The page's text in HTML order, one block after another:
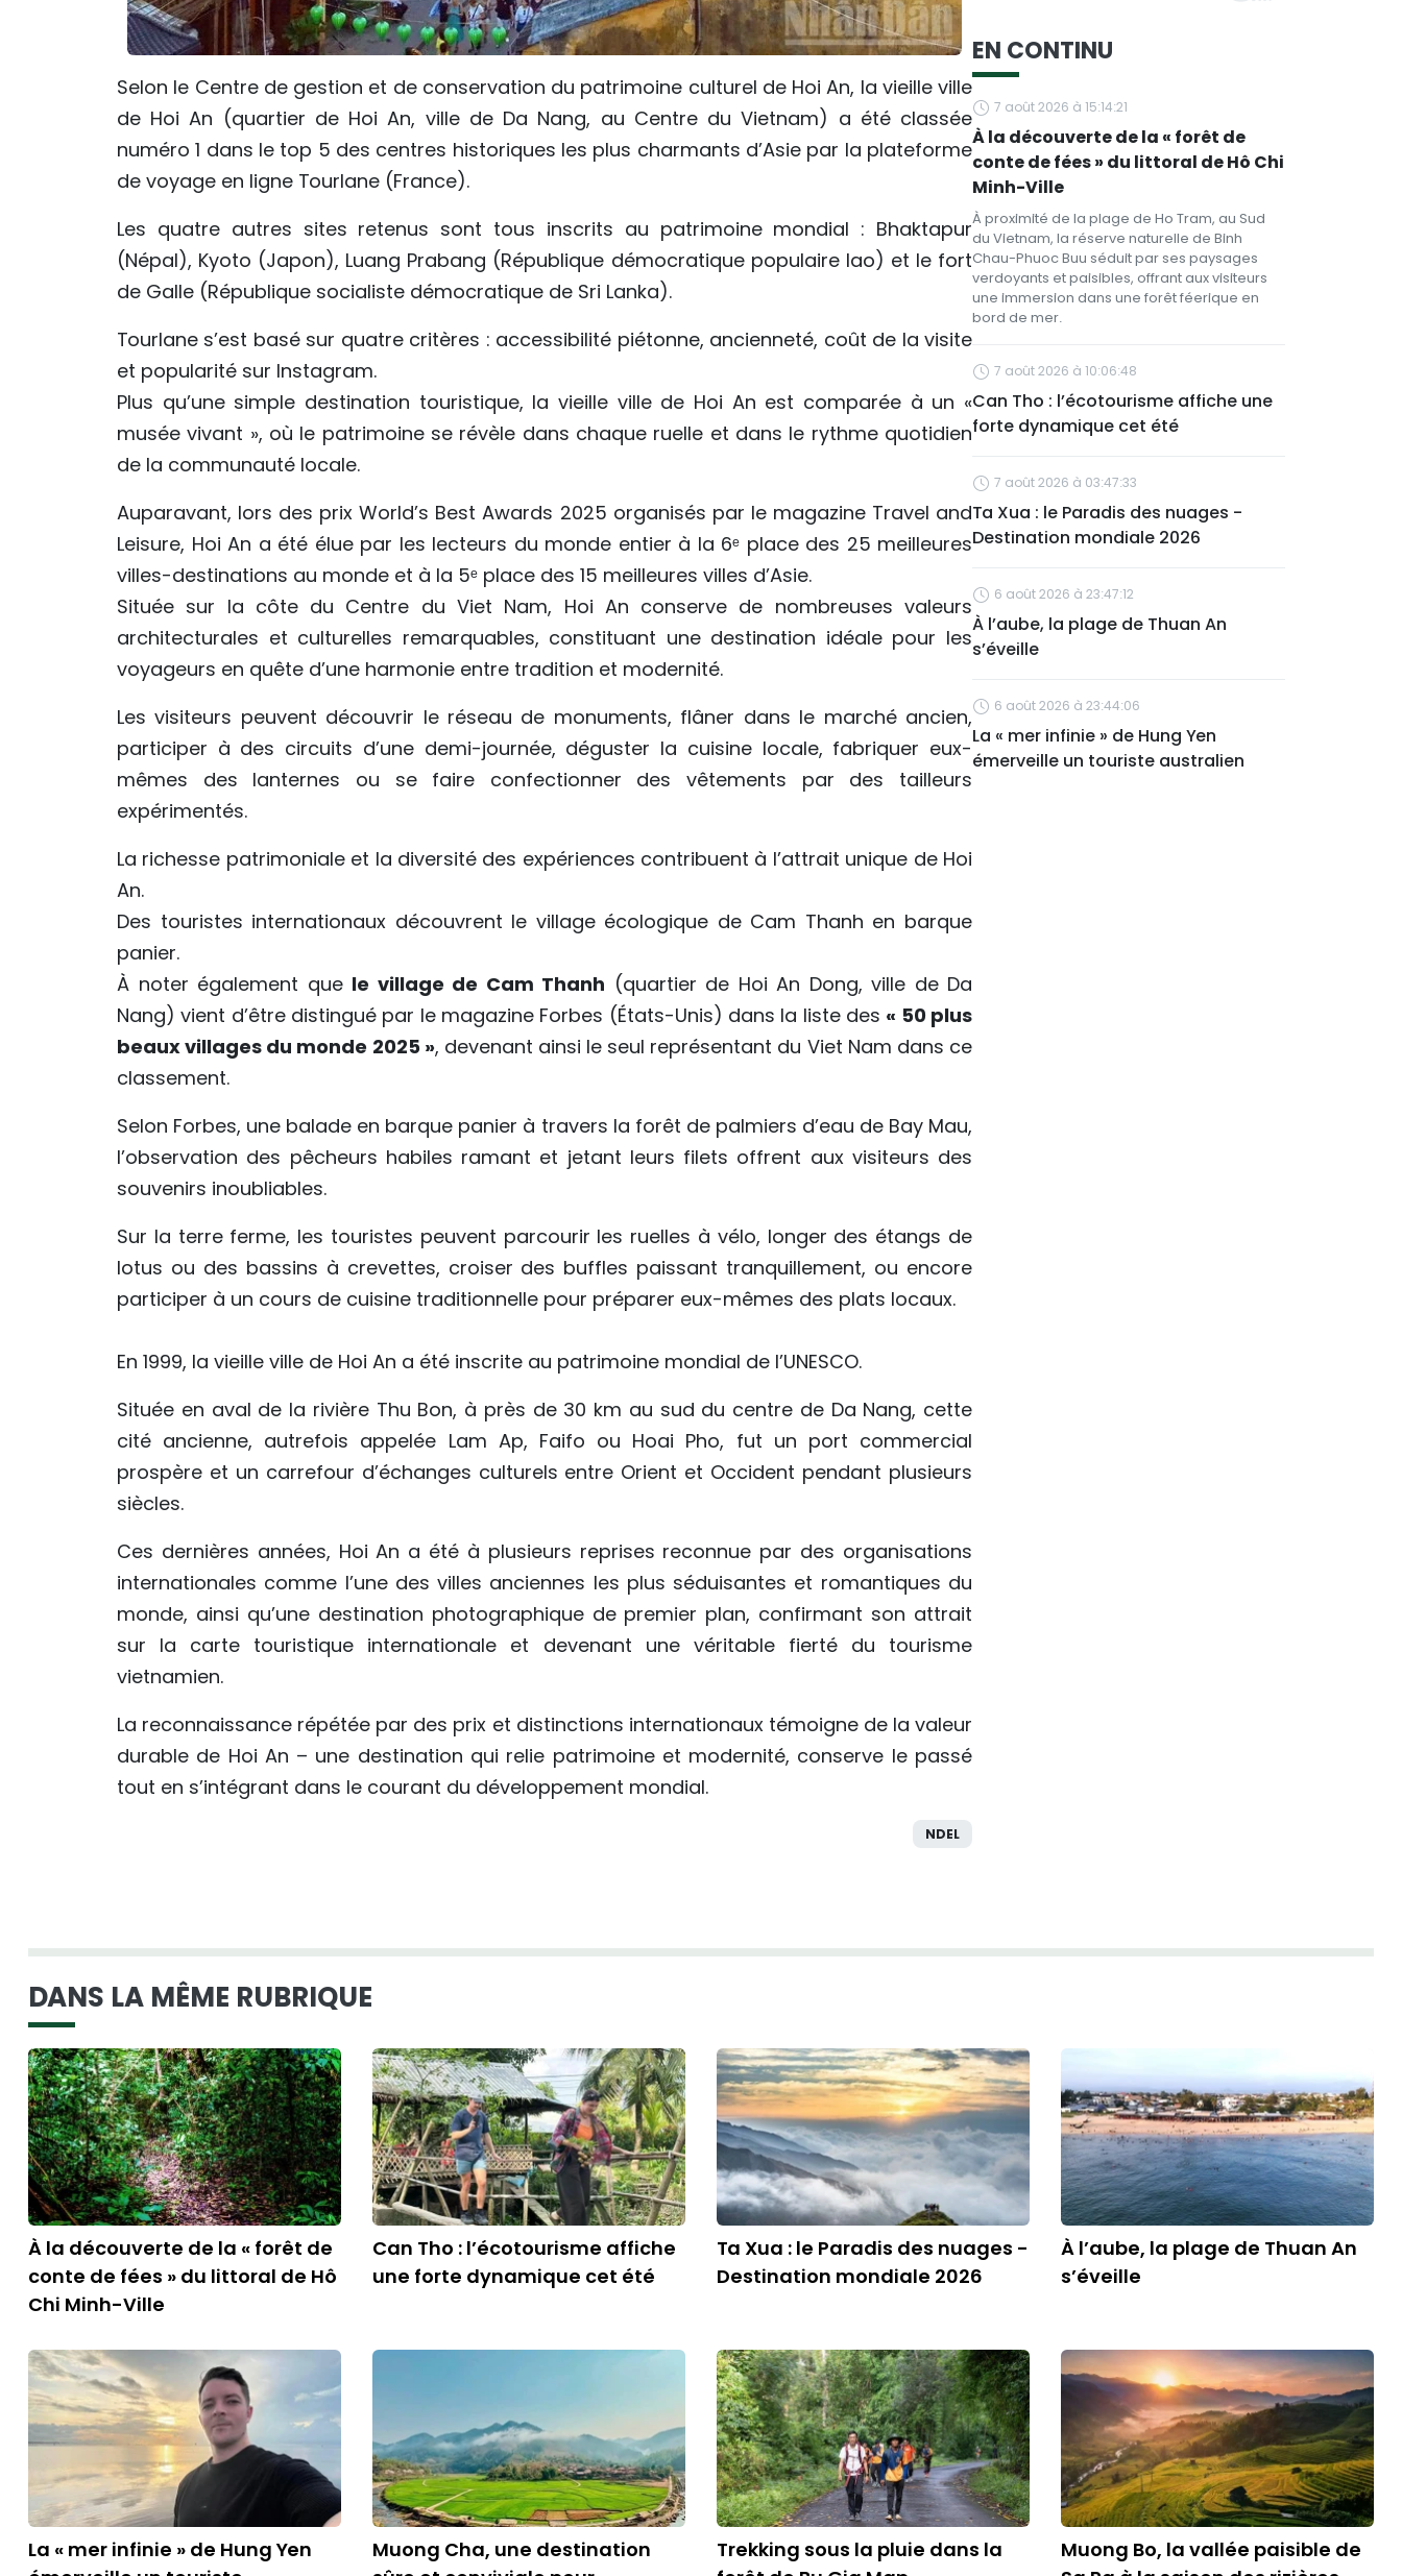
Selon le Centre de gestion et de conservation du patrimoine culturel de Hoi An, la vieille ville
de Hoi An (quartier de Hoi An, ville de Da Nang, au Centre du Vietnam) a été classée
numéro 1 dans le top 5 des centres historiques les plus charmants d’Asie par la plateforme
de voyage en ligne Tourlane (France).
Les quatre autres sites retenus sont tous inscrits au patrimoine mondial : Bhaktapur
(Népal), Kyoto (Japon), Luang Prabang (République démocratique populaire lao) et le fort
de Galle (République socialiste démocratique de Sri Lanka).
Tourlane s’est basé sur quatre critères : accessibilité piétonne, ancienneté, coût de la visite
et popularité sur Instagram.
Plus qu’une simple destination touristique, la vieille ville de Hoi An est comparée à un «
musée vivant », où le patrimoine se révèle dans chaque ruelle et dans le rythme quotidien
de la communauté locale.
Auparavant, lors des prix World’s Best Awards 2025 organisés par le magazine Travel and
Leisure, Hoi An a été élue par les lecteurs du monde entier à la 6ᵉ place des 25 meilleures
villes-destinations au monde et à la 5ᵉ place des 15 meilleures villes d’Asie.
Située sur la côte du Centre du Viet Nam, Hoi An conserve de nombreuses valeurs
architecturales et culturelles remarquables, constituant une destination idéale pour les
voyageurs en quête d’une harmonie entre tradition et modernité.
Les visiteurs peuvent découvrir le réseau de monuments, flâner dans le marché ancien,
participer à des circuits d’une demi-journée, déguster la cuisine locale, fabriquer eux-
mêmes des lanternes ou se faire confectionner des vêtements par des tailleurs
expérimentés.
La richesse patrimoniale et la diversité des expériences contribuent à l’attrait unique de Hoi
An.
Des touristes internationaux découvrent le village écologique de Cam Thanh en barque
panier.
À noter également que le village de Cam Thanh (quartier de Hoi An Dong, ville de Da
Nang) vient d’être distingué par le magazine Forbes (États-Unis) dans la liste des « 50 plus
beaux villages du monde 2025 », devenant ainsi le seul représentant du Viet Nam dans ce
classement.
Selon Forbes, une balade en barque panier à travers la forêt de palmiers d’eau de Bay Mau,
l’observation des pêcheurs habiles ramant et jetant leurs filets offrent aux visiteurs des
souvenirs inoubliables.
Sur la terre ferme, les touristes peuvent parcourir les ruelles à vélo, longer des étangs de
lotus ou des bassins à crevettes, croiser des buffles paissant tranquillement, ou encore
participer à un cours de cuisine traditionnelle pour préparer eux-mêmes des plats locaux.
En 1999, la vieille ville de Hoi An a été inscrite au patrimoine mondial de l’UNESCO.
Située en aval de la rivière Thu Bon, à près de 30 km au sud du centre de Da Nang, cette
cité ancienne, autrefois appelée Lam Ap, Faifo ou Hoai Pho, fut un port commercial
prospère et un carrefour d’échanges culturels entre Orient et Occident pendant plusieurs
siècles.
Ces dernières années, Hoi An a été à plusieurs reprises reconnue par des organisations
internationales comme l’une des villes anciennes les plus séduisantes et romantiques du
monde, ainsi qu’une destination photographique de premier plan, confirmant son attrait
sur la carte touristique internationale et devenant une véritable fierté du tourisme
vietnamien.
La reconnaissance répétée par des prix et distinctions internationaux témoigne de la valeur
durable de Hoi An – une destination qui relie patrimoine et modernité, conserve le passé
tout en s’intégrant dans le courant du développement mondial.
NDEL
EN CONTINU
7 août 2026 à 15:14:21
À la découverte de la « forêt de
conte de fées » du littoral de Hô Chi
Minh-Ville
À proximité de la plage de Ho Tram, au Sud
du Vietnam, la réserve naturelle de Binh
Chau-Phuoc Buu séduit par ses paysages
verdoyants et paisibles, offrant aux visiteurs
une immersion dans une forêt féerique en
bord de mer.
7 août 2026 à 10:06:48
Can Tho : l’écotourisme affiche une
forte dynamique cet été
7 août 2026 à 03:47:33
Ta Xua : le Paradis des nuages -
Destination mondiale 2026
6 août 2026 à 23:47:12
À l’aube, la plage de Thuan An
s’éveille
6 août 2026 à 23:44:06
La « mer infinie » de Hung Yen
émerveille un touriste australien
DANS LA MÊME RUBRIQUE
À la découverte de la « forêt de
conte de fées » du littoral de Hô
Chi Minh-Ville
Can Tho : l’écotourisme affiche
une forte dynamique cet été
Ta Xua : le Paradis des nuages -
Destination mondiale 2026
À l’aube, la plage de Thuan An
s’éveille
La « mer infinie » de Hung Yen
Muong Cha, une destination
Trekking sous la pluie dans la
Muong Bo, la vallée paisible de